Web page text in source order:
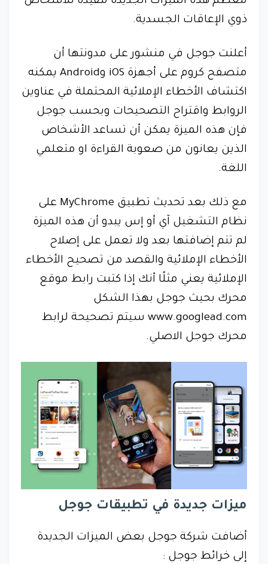
ذوي الإعاقات الجسدية.
أعلنت جوجل في منشور على مدونتها أن
متصفح كروم على أجهزة iOS وAndroid يمكنه
اكتشاف الأخطاء الإملائية المحتملة في عناوين
الروابط واقتراح التصحيحات وبحسب جوجل
فإن هذه الميزة يمكن أن تساعد الأشخاص
الذين يعانون من صعوبة القراءة او متعلمي
اللغة.
مع ذلك بعد تحديث تطبيق MyChrome على
نظام التشغيل آي أو إس يبدو أن هذه الميزة
لم تتم إضافتها بعد ولا تعمل على إصلاح
الأخطاء الإملائية والقصد من تصحيح الأخطاء
الإملائية يعني مثلًا أنك إذا كتبت رابط موقع
محرك بحيث جوجل بهذا الشكل
www.googlead.com سيتم تصحيحة لرابط
محرك جوجل الاصلي.
ميزات جديدة في تطبيقات جوجل
أضافت شركة جوجل بعض الميزات الجديدة
إلى خرائط جوجل :